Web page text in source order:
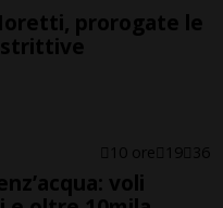
prorogate le
10 ore 19 36
voli